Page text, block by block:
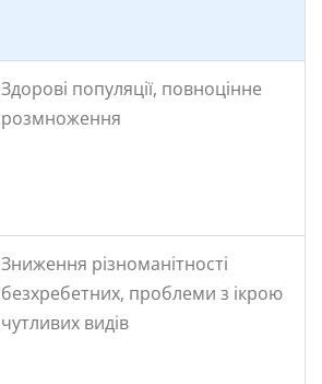
Здорові популяції, повноцінне
розмноження
Зниження різноманітності
безхребетних, проблеми з ікрою
чутливих видів